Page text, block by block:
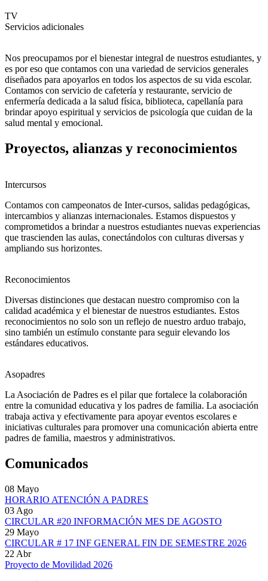
TV
Servicios adicionales
Nos preocupamos por el bienestar integral de nuestros estudiantes, y
es por eso que contamos con una variedad de servicios generales
diseñados para apoyarlos en todos los aspectos de su vida escolar.
Contamos con servicio de cafetería y restaurante, servicio de
enfermería dedicada a la salud física, biblioteca, capellanía para
brindar apoyo espiritual y servicios de psicología que cuidan de la
salud mental y emocional.
Proyectos, alianzas y reconocimientos
Intercursos
Contamos con campeonatos de Inter-cursos, salidas pedagógicas,
intercambios y alianzas internacionales. Estamos dispuestos y
comprometidos a brindar a nuestros estudiantes nuevas experiencias
que trascienden las aulas, conectándolos con culturas diversas y
ampliando sus horizontes.
Reconocimientos
Diversas distinciones que destacan nuestro compromiso con la
calidad académica y el bienestar de nuestros estudiantes. Estos
reconocimientos no solo son un reflejo de nuestro arduo trabajo,
sino también un estímulo constante para seguir elevando los
estándares educativos.
Asopadres
La Asociación de Padres es el pilar que fortalece la colaboración
entre la comunidad educativa y los padres de familia. La asociación
trabaja activa y efectivamente para apoyar eventos escolares e
iniciativas culturales para promover una comunicación abierta entre
padres de familia, maestros y administrativos.
Comunicados
08 Mayo
HORARIO ATENCIÓN A PADRES
03 Ago
CIRCULAR #20 INFORMACIÓN MES DE AGOSTO
29 Mayo
CIRCULAR # 17 INF GENERAL FIN DE SEMESTRE 2026
22 Abr
Proyecto de Movilidad 2026